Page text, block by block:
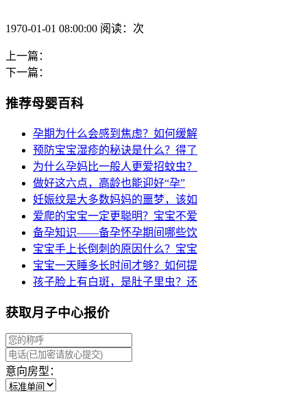
1970-01-01 08:00:00 阅读：次
上一篇：
下一篇：
推荐母婴百科
孕期为什么会感到焦虑？如何缓解
预防宝宝湿疹的秘诀是什么？得了
为什么孕妈比一般人更爱招蚊虫？
做好这六点，高龄也能迎好“孕”
妊娠纹是大多数妈妈的噩梦，该如
爱爬的宝宝一定更聪明？宝宝不爱
备孕知识——备孕怀孕期间哪些饮
宝宝手上长倒刺的原因什么？宝宝
宝宝一天睡多长时间才够？如何提
孩子脸上有白斑，是肚子里虫？还
获取月子中心报价
意向房型：